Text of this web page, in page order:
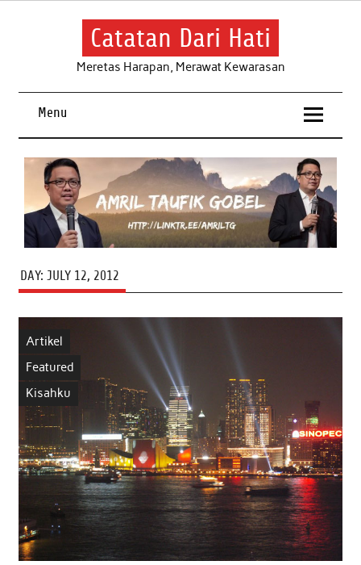
Skip
Catatan Dari Hati
Meretas Harapan, Merawat Kewarasan
Menu
DAY: JULY 12, 2012
Artikel
Featured
Kisahku